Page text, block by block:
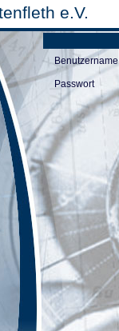
e.V.
Benutzername
Passwort